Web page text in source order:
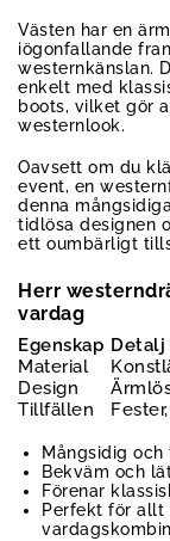
Västen har en
iögonfallande
westernkänslan.
enkelt med
boots, vilket gör
westernlook.
Oavsett om du
event, en
denna
tidlösa designen
ett oumbärligt
Herr
vardag
Egenskap Detalj
Material
Design
Tillfällen
Mångsidig
Bekväm och
Förenar
Perfekt för